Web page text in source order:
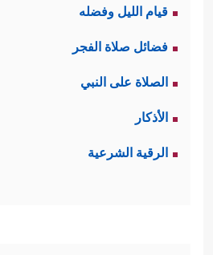
قيام الليل وفضله
فضائل صلاة الفجر
الصلاة على النبي
الأذكار
الرقية الشرعية